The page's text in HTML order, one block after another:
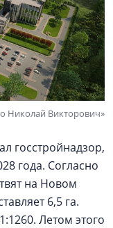
Николай Викторович»
госстройнадзор,
года. Согласно
на Новом
6,5 га.
Летом этого